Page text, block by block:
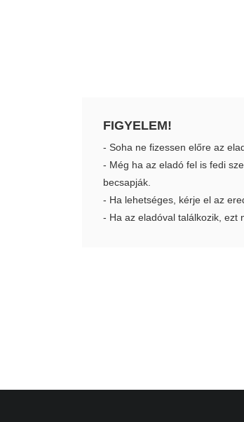
FIGYELEM!
- Soha ne fizessen előre az
- Még ha az eladó fel is fedi
becsapják.
- Ha lehetséges, kérje el az
- Ha az eladóval találkozik, ezt